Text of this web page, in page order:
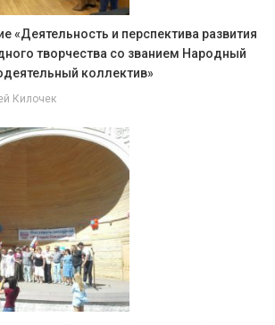
«Деятельность и перспектива развития
творчества со званием Народный
коллектив»
Килочек